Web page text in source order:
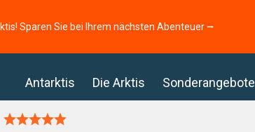
Sparen Sie bei Ihrem nächsten Abenteuer ⭢
Antarktis Die Arktis Sonderangebote